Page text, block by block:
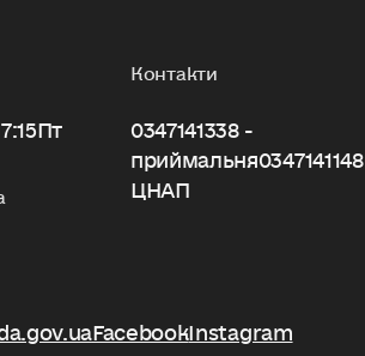
Пт
Контакти
0347141338 -
приймальня
ЦНАП
FacebookInstagram